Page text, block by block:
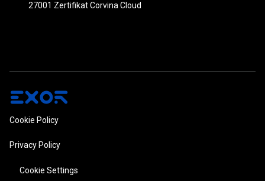
27001 Zertifikat Corvina Cloud
Cookie Policy
Privacy Policy
Cookie Settings